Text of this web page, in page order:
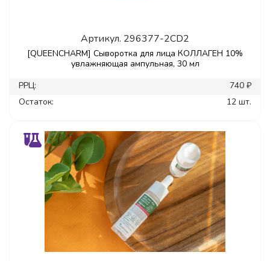
Артикул. 296377-2CD2
[QUEENCHARM] Сыворотка для лица КОЛЛАГЕН 10%
увлажняющая ампульная, 30 мл
РРЦ:
740 ₽
Остаток:
12 шт.